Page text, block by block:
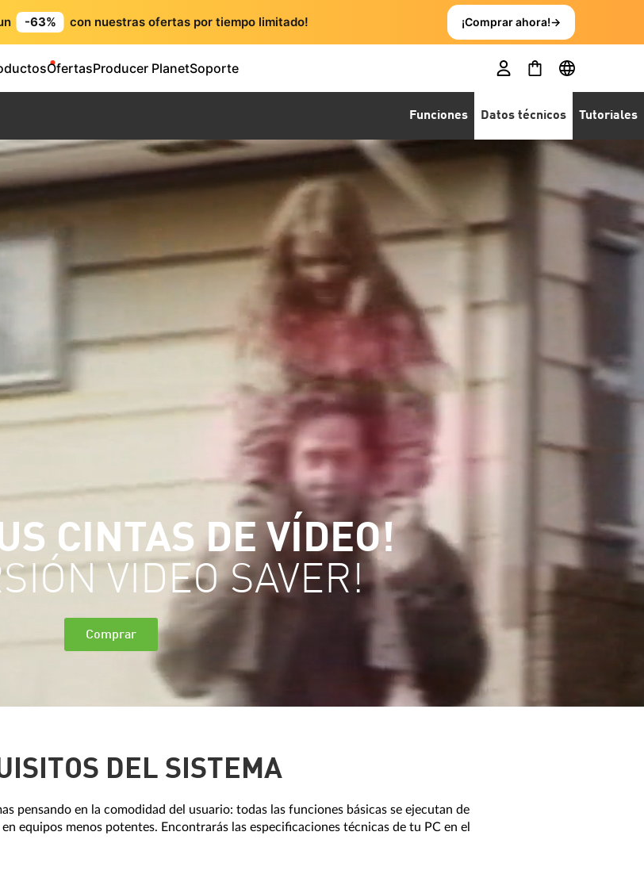
-63% con nuestras ofertas por tiempo limitado! ¡Comprar ahora!→
OfertasProducer PlanetSoporte
Funciones Datos técnicos Tutoriales
CINTAS DE VÍDEO!
VIDEO SAVER!
Comprar
DEL SISTEMA
pensando en la comodidad del usuario: todas las funciones básicas se ejecutan de
equipos menos potentes. Encontrarás las especificaciones técnicas de tu PC en el